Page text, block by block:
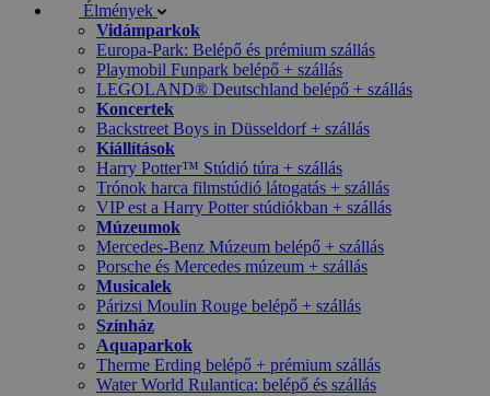
Élmények
Vidámparkok
Europa-Park: Belépő és prémium szállás
Playmobil Funpark belépő + szállás
LEGOLAND® Deutschland belépő + szállás
Koncertek
Backstreet Boys in Düsseldorf + szállás
Kiállítások
Harry Potter™ Stúdió túra + szállás
Trónok harca filmstúdió látogatás + szállás
VIP est a Harry Potter stúdiókban + szállás
Múzeumok
Mercedes-Benz Múzeum belépő + szállás
Porsche és Mercedes múzeum + szállás
Musicalek
Párizsi Moulin Rouge belépő + szállás
Színház
Aquaparkok
Therme Erding belépő + prémium szállás
Water World Rulantica: belépő és szállás